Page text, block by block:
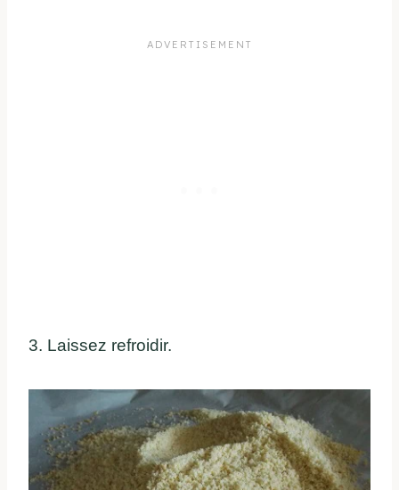
3. Laissez refroidir.